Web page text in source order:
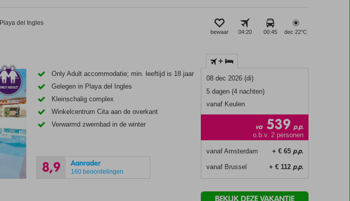
Playa del Ingles
bewaar 04:20 00:45 dec 22°C
Only Adult accommodatie; min. leeftijd is 18 jaar
Gelegen in Playa del Ingles
Kleinschalig complex
Winkelcentrum Cita aan de overkant
Verwarmd zwembad in de winter
8,9 Aanrader
160 beoordelingen
+
08 dec 2026 (di)
5 dagen (4 nachten)
vanaf Keulen
va 539 p.p.
o.b.v. 2 personen
vanaf Amsterdam + € 65 p.p.
vanaf Brussel + € 112 p.p.